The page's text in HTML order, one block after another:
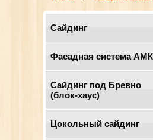
Сайдинг
Фасадная система АМК
Сайдинг под Бревно
(блок-хаус)
Цокольный сайдинг